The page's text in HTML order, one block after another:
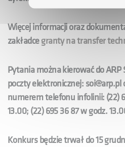
Więcej informacji oraz
zakładce granty na transfer
Pytania można kierować do ARP
poczty elektronicznej: soi@arp.pl
numerem telefonu infolinii: (22)
13.00; (22) 695 36 87 w godz.
Konkurs będzie trwał do 15